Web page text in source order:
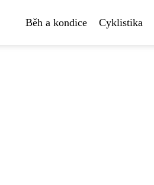
Běh a kondice Cyklistika